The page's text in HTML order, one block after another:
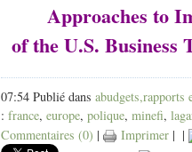
Approaches to
of the U.S. Business
07:54 Publié dans abudgets,rapports
: france, europe, polique, minefi,
Commentaires (0) | Imprimer | |